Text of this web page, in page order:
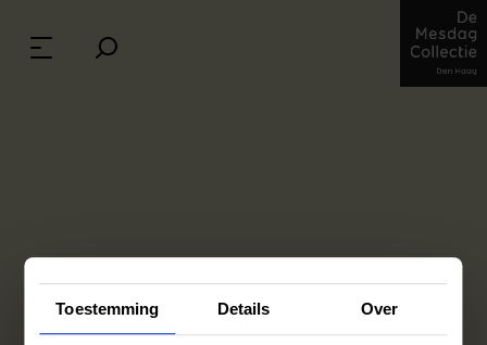
Toestemming Details Over
Dish decorated with a
group of figures